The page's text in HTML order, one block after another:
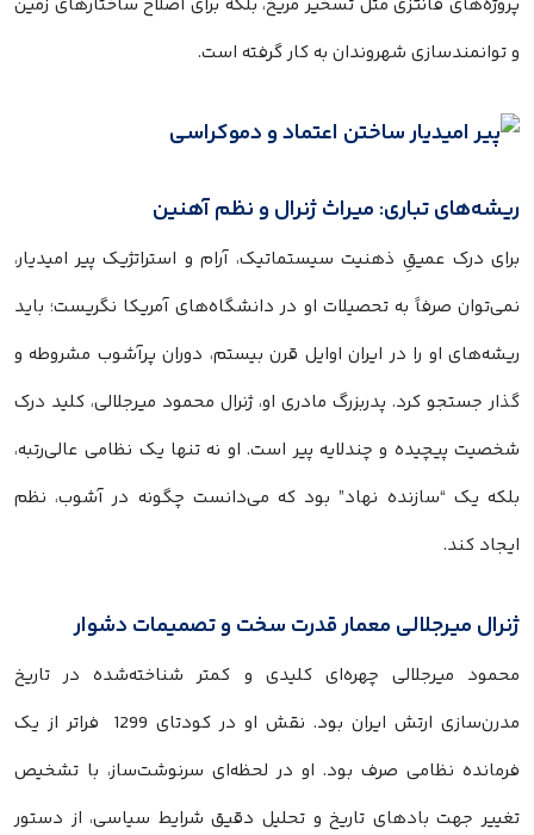
پروژه‌های فانتزی مثل تسخیر مریخ، بلکه برای اصلاح ساختارهای زمین
و توانمندسازی شهروندان به کار گرفته است.
ریشه‌های تباری: میراث ژنرال و نظم آهنین
برای درک عمیقِ ذهنیت سیستماتیک، آرام و استراتژیک پیر امیدیار،
نمی‌توان صرفاً به تحصیلات او در دانشگاه‌های آمریکا نگریست؛ باید
ریشه‌های او را در ایران اوایل قرن بیستم، دوران پرآشوب مشروطه و
گذار جستجو کرد. پدربزرگ مادری او، ژنرال محمود میرجلالی، کلید درک
شخصیت پیچیده و چندلایه پیر است. او نه تنها یک نظامی عالی‌رتبه،
بلکه یک “سازنده نهاد” بود که می‌دانست چگونه در آشوب، نظم
ایجاد کند.
ژنرال میرجلالی معمار قدرت سخت و تصمیمات دشوار
محمود میرجلالی چهره‌ای کلیدی و کمتر شناخته‌شده در تاریخ
مدرن‌سازی ارتش ایران بود. نقش او در کودتای 1299 فراتر از یک
فرمانده نظامی صرف بود. او در لحظه‌ای سرنوشت‌ساز، با تشخیص
تغییر جهت بادهای تاریخ و تحلیل دقیق شرایط سیاسی، از دستور